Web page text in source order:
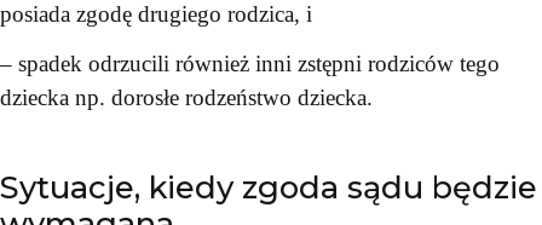
posiada zgodę drugiego rodzica, i
– spadek odrzucili również inni zstępni rodziców tego
dziecka np. dorosłe rodzeństwo dziecka.
Sytuacje, kiedy zgoda sądu będzie